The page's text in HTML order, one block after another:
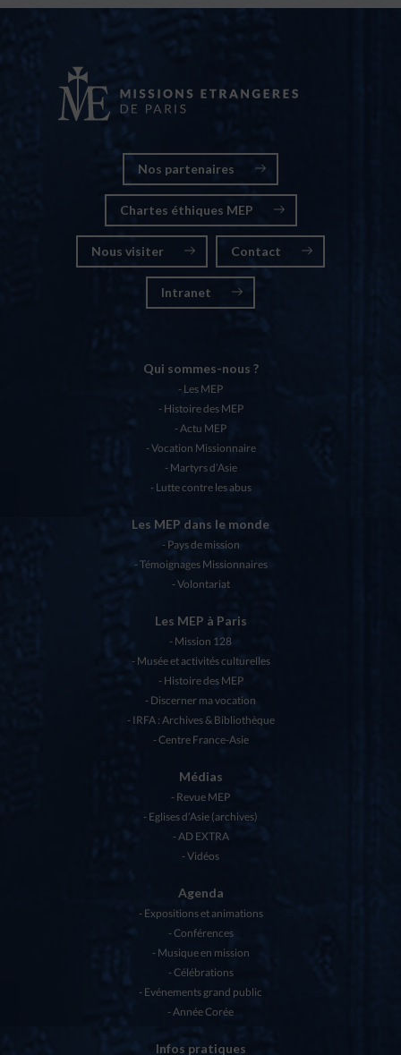
Nos partenaires
Chartes éthiques MEP
Nous visiter Contact
Intranet
Qui sommes-nous ?
Les MEP
Histoire des MEP
Actu MEP
Vocation Missionnaire
Martyrs d’Asie
Lutte contre les abus
Les MEP dans le monde
Pays de mission
Témoignages Missionnaires
Volontariat
Les MEP à Paris
Mission 128
Musée et activités culturelles
Histoire des MEP
Discerner ma vocation
IRFA : Archives & Bibliothèque
Centre France-Asie
Médias
Revue MEP
Eglises d’Asie (archives)
AD EXTRA
Vidéos
Agenda
Expositions et animations
Conférences
Musique en mission
Célébrations
Evénements grand public
Année Corée
Infos pratiques